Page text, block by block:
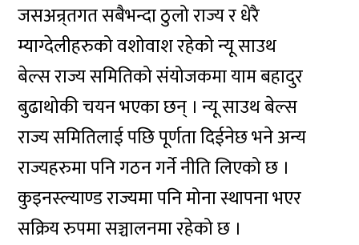
जसअन्र्तगत सबैभन्दा ठुलो राज्य र धेरै
म्याग्देलीहरुको वशोवाश रहेको न्यू साउथ
बेल्स राज्य समितिको संयोजकमा याम बहादुर
बुढाथोकी चयन भएका छन् । न्यू साउथ बेल्स
राज्य समितिलाई पछि पूर्णता दिईनेछ भने अन्य
राज्यहरुमा पनि गठन गर्ने नीति लिएको छ ।
कुइनस्ल्याण्ड राज्यमा पनि मोना स्थापना भएर
सक्रिय रुपमा सञ्चालनमा रहेको छ ।